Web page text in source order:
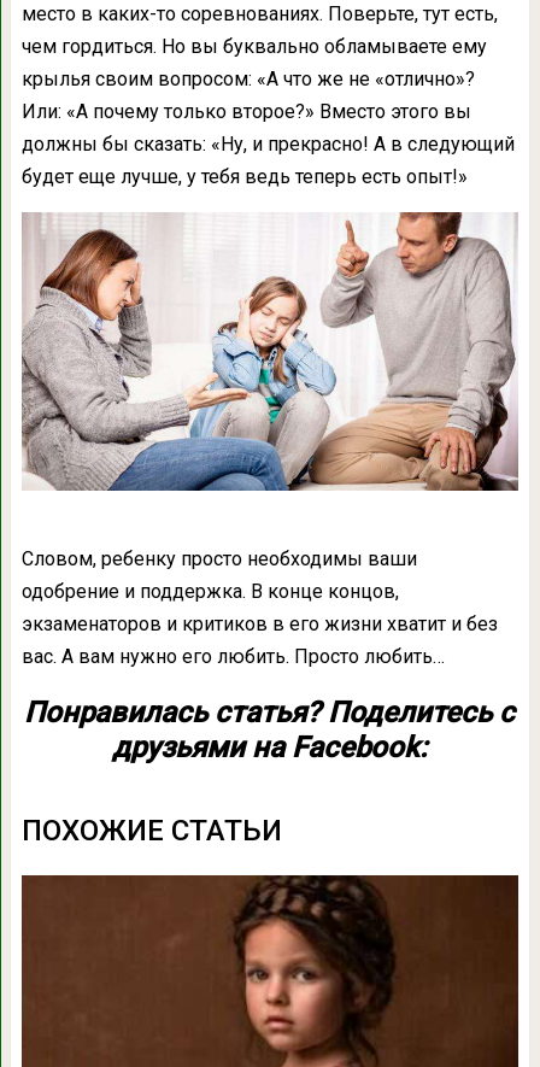
место в каких-то соревнованиях. Поверьте, тут есть,
чем гордиться. Но вы буквально обламываете ему
крылья своим вопросом: «А что же не «отлично»?
Или: «А почему только второе?» Вместо этого вы
должны бы сказать: «Ну, и прекрасно! А в следующий
будет еще лучше, у тебя ведь теперь есть опыт!»
Словом, ребенку просто необходимы ваши
одобрение и поддержка. В конце концов,
экзаменаторов и критиков в его жизни хватит и без
вас. А вам нужно его любить. Просто любить…
Понравилась статья? Поделитесь с
друзьями на Facebook:
ПОХОЖИЕ СТАТЬИ